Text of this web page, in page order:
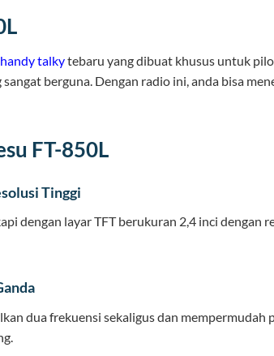
handy talkytebaru yang dibuat khusus untuk
berguna. Dengan radio ini, anda bisa
FT-850L
Tinggi
dengan layar TFT berukuran 2,4 inci
dua frekuensi sekaligus dan mempermudah